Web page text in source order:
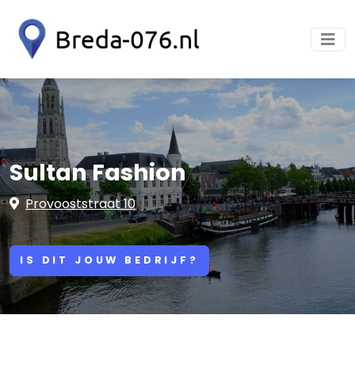
Sultan Fashion
Provooststraat 10
IS DIT JOUW BEDRIJF?